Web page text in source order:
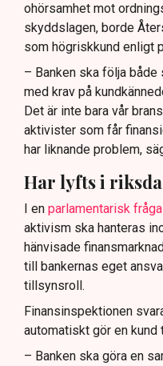
ohörsamhet mot
skyddslagen, borde
som högriskkund enligt
– Banken ska följa
med krav på
Det är inte bara vår
aktivister som får
har liknande problem,
Har lyfts i
I en parlamentarisk fråga
aktivism ska hanteras
hänvisade
till bankernas eget
tillsynsroll.
Finansinspektionen
automatiskt gör en kund
– Banken ska göra en